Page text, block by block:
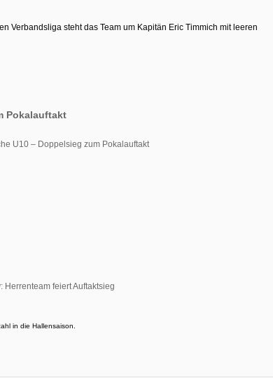
Verbandsliga steht das Team um Kapitän Eric Timmich mit leeren
Pokalauftakt
in die Hallensaison.